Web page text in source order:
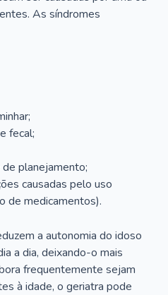
As síndromes
fecal;
planejamento;
causadas pelo uso
de medicamentos).
a autonomia do idoso
a dia, deixando-o mais
frequentemente sejam
à idade, o geriatra pode